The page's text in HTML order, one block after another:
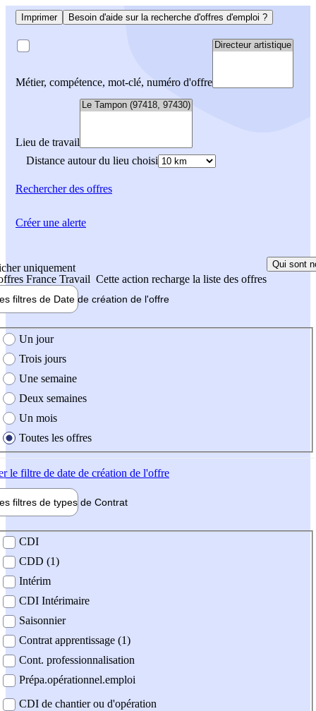
Imprimer Besoin d'aide sur la recherche d'offres d'emploi ?
Métier, compétence, mot-clé, numéro d'offre
Lieu de travail
Distance autour du lieu choisi
Rechercherdes offres
uniquement
France Travail Cette action recharge la liste des offres
Qui sont
filtres de Date de création de l'offre
création de l'offre
Un jour
Trois jours
Une semaine
Deux semaines
Un mois
Toutes les offres
le filtre de date de création de l'offre
filtres de types de Contrat
contrat
CDI
CDD (1)
Intérim
CDI Intérimaire
Saisonnier
Contrat apprentissage (1)
Cont. professionnalisation
Prépa.opérationnel.emploi
CDI de chantier ou d'opération
Créer une alerte